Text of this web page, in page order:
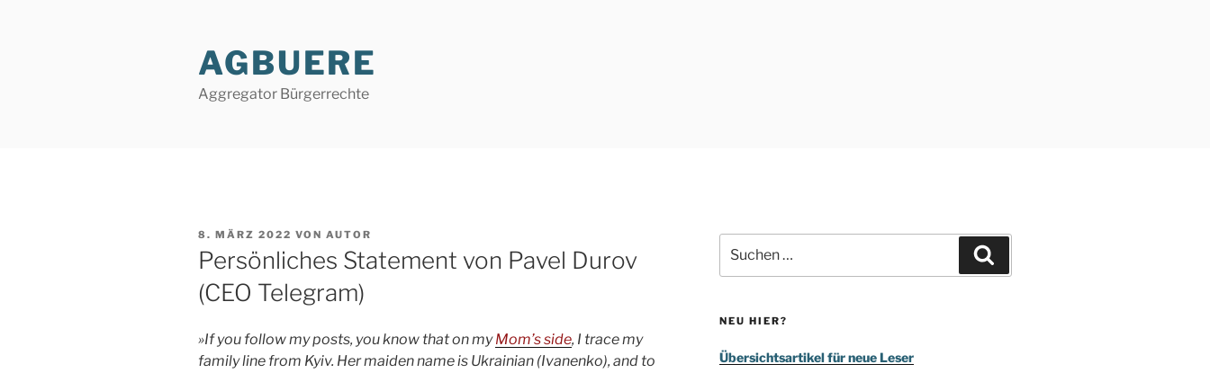
AGBUERE
Aggregator Bürgerrechte
VERÖFFENTLICHT
AM
8. MÄRZ 2022 VON AUTOR
Persönliches Statement von Pavel Durov
(CEO Telegram)
»If you follow my posts, you know that on myMom’s side, I trace my
family line from Kyiv. Her maiden name is Ukrainian (Ivanenko), and to
nach:
NEU HIER?
Übersichtsartikel für neue Leser